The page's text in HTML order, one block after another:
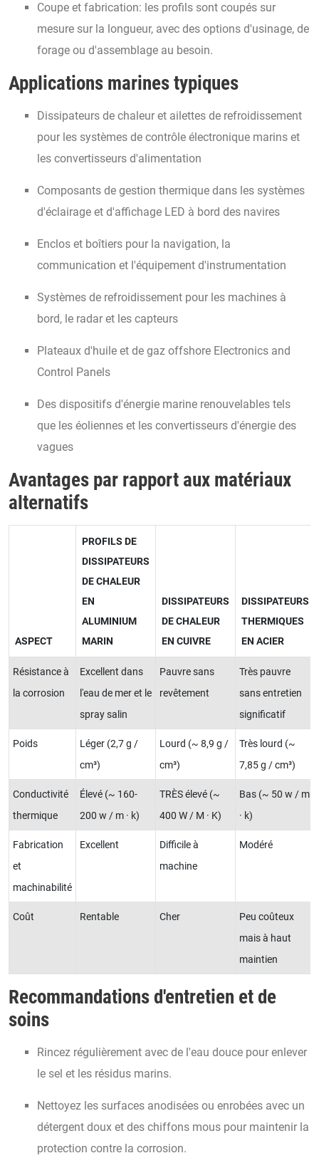
Coupe et fabrication: les profils sont coupés sur
mesure sur la longueur, avec des options d'usinage, de
forage ou d'assemblage au besoin.
Applications marines typiques
Dissipateurs de chaleur et ailettes de refroidissement
pour les systèmes de contrôle électronique marins et
les convertisseurs d'alimentation
Composants de gestion thermique dans les systèmes
d'éclairage et d'affichage LED à bord des navires
Enclos et boîtiers pour la navigation, la
communication et l'équipement d'instrumentation
Systèmes de refroidissement pour les machines à
bord, le radar et les capteurs
Plateaux d'huile et de gaz offshore Electronics and
Control Panels
Des dispositifs d'énergie marine renouvelables tels
que les éoliennes et les convertisseurs d'énergie des
vagues
Avantages par rapport aux matériaux
alternatifs
ASPECT
PROFILS DE
DISSIPATEURS
DE CHALEUR
EN
ALUMINIUM
MARIN
DISSIPATEURS
DE CHALEUR
EN CUIVRE
DISSIPATEURS
THERMIQUES
EN ACIER
Résistance à
la corrosion
Excellent dans
l'eau de mer et le
spray salin
Pauvre sans
revêtement
Très pauvre
sans entretien
significatif
Poids
Léger (2,7 g /
cm³)
Lourd (~ 8,9 g /
cm³)
Très lourd (~
7,85 g / cm³)
Conductivité
thermique
Élevé (~ 160-
200 w / m · k)
TRÈS élevé (~
400 W / M · K)
Bas (~ 50 w / m
· k)
Fabrication
et
machinabilité
Excellent
Difficile à
machine
Modéré
Coût Rentable Cher
Peu coûteux
mais à haut
maintien
Recommandations d'entretien et de
soins
Rincez régulièrement avec de l'eau douce pour enlever
le sel et les résidus marins.
Nettoyez les surfaces anodisées ou enrobées avec un
détergent doux et des chiffons mous pour maintenir la
protection contre la corrosion.